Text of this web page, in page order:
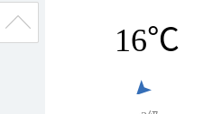
16℃